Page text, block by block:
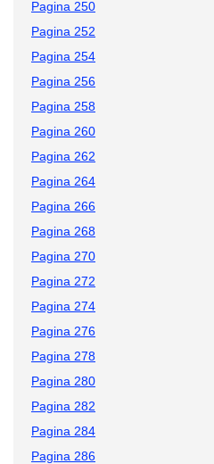
Pagina 250
Pagina 252
Pagina 254
Pagina 256
Pagina 258
Pagina 260
Pagina 262
Pagina 264
Pagina 266
Pagina 268
Pagina 270
Pagina 272
Pagina 274
Pagina 276
Pagina 278
Pagina 280
Pagina 282
Pagina 284
Pagina 286